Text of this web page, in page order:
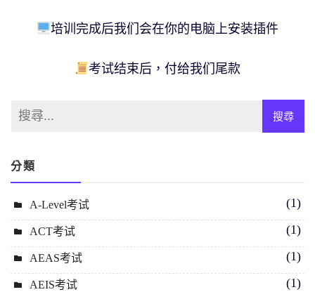
培训完成后我们会在你的电脑上安装插件
考试结束后，付给我们尾款
分類
A-Level考试 (1)
ACT考试 (1)
AEAS考试 (1)
AEIS考试 (1)